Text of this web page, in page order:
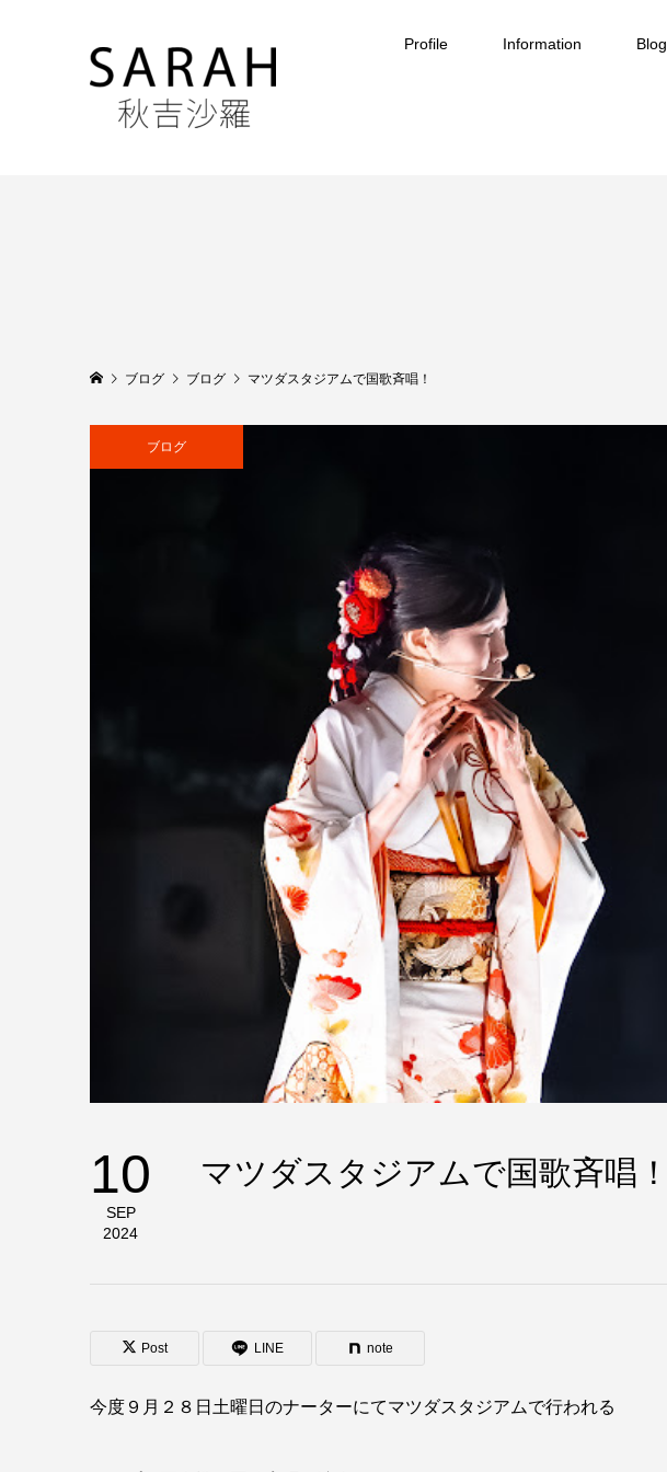
Profile Information Blog
ブログ ブログ マツダスタジアムで国歌斉唱！
ブログ
10
SEP
2024
マツダスタジアムで国歌斉唱！
Post LINE note
今度９月２８日土曜日のナーターにてマツダスタジアムで行われる